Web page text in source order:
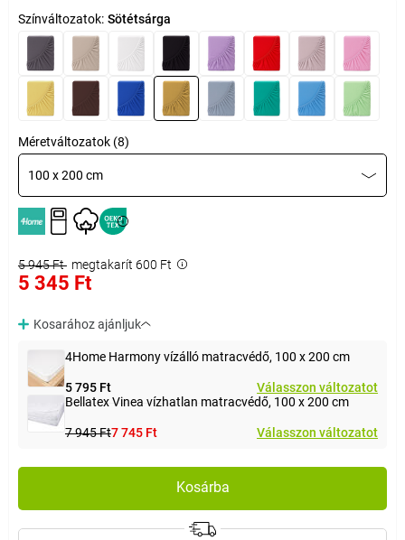
Színváltozatok: Sötétsárga
Méretváltozatok (8)
100 x 200 cm
5 945 Ft megtakarít 600 Ft
5 345 Ft
Kosarához ajánljuk
4Home Harmony vízálló matracvédő, 100 x 200 cm
5 795 Ft
Válasszon változatot
Bellatex Vinea vízhatlan matracvédő, 100 x 200 cm
7 945 Ft7 745 Ft Válasszon változatot
Kosárba